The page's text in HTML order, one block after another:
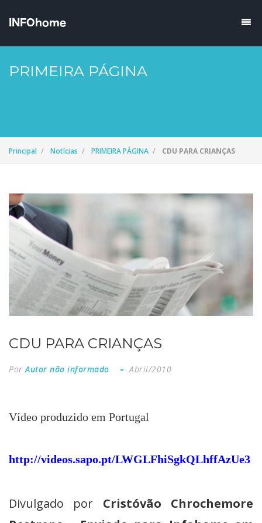
PRIMEIRA PÁGINA
Principal Notícias PRIMEIRA PÁGINA CDU PARA CRIANÇAS
CDU PARA CRIANÇAS
PorAutor não informado Abril/2010
Vídeo produzido em Portugal
http://videos.sapo.pt/LWGLFhiSgkQLhffAzUe3
Divulgado por Cristóvão Chrochemore